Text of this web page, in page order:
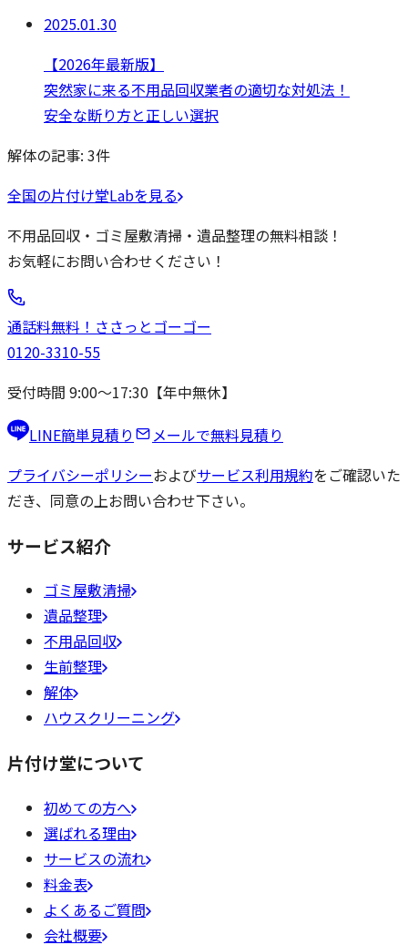
2025.01.30
【2026年最新版】
突然家に来る不用品回収業者の適切な対処法！
安全な断り方と正しい選択
解体の記事: 3件
全国の片付け堂Labを見る
不用品回収・ゴミ屋敷清掃・遺品整理の無料相談！
お気軽にお問い合わせください！
通話料無料！ ささっと ゴーゴー
0120-3310-55
受付時間 9:00〜17:30【年中無休】
LINE簡単見積り
メールで無料見積り
プライバシーポリシーおよびサービス利用規約をご確認いた
だき、同意の上お問い合わせ下さい。
サービス紹介
ゴミ屋敷清掃
遺品整理
不用品回収
生前整理
解体
ハウスクリーニング
片付け堂について
初めての方へ
選ばれる理由
サービスの流れ
料金表
よくあるご質問
会社概要